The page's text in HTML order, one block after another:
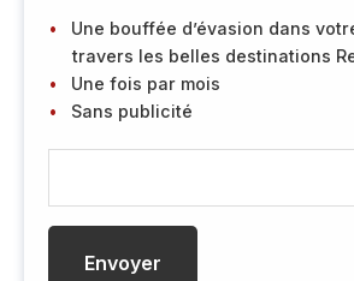
Une bouffée d’évasion dans
travers les belles destinations
Une fois par mois
Sans publicité
m